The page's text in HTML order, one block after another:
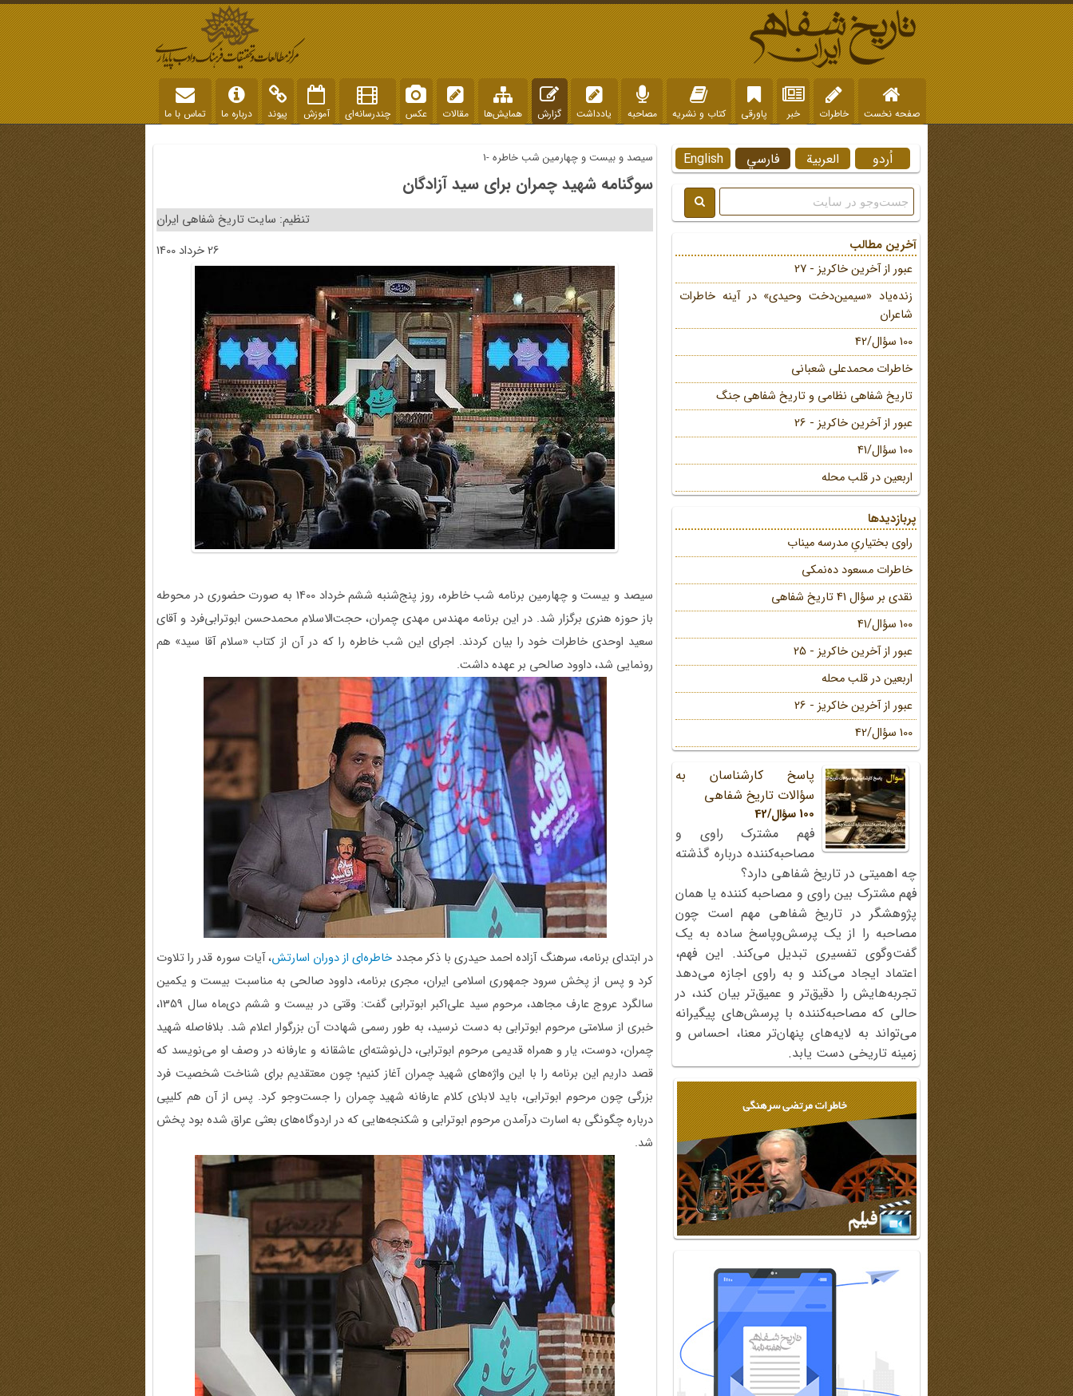
صفحه نخست خاطرات خبر پاورقی کتاب و نشریه مصاحبه یادداشت گزارش همایش‌ها مقالات عکس چندرسانه‌ای آموزش پیوند درباره ما تماس با ما
سیصد و بیست و چهارمین شب خاطره -1
سوگنامه شهید چمران برای سید آزادگان
تنظیم: سایت تاریخ شفاهی ایران
26 خرداد 1400
سیصد و بیست و چهارمین برنامه شب خاطره، روز پنج‌شنبه ششم خرداد 1400 به صورت حضوری در محوطه
باز حوزه هنری برگزار شد. در این برنامه مهندس مهدی چمران، حجت‌الاسلام محمدحسن ابوترابی‌فرد و آقای
سعید اوحدی خاطرات خود را بیان ‌کردند. اجرای این شب خاطره را که در آن از کتاب «سلام آقا سید» هم
رونمایی شد، داوود صالحی بر عهده داشت.
در ابتدای برنامه، سرهنگ آزاده احمد حیدری با ذکر مجدد خاطره‌ای از دوران اسارتش، آیات سوره قدر را تلاوت
کرد و پس از پخش سرود جمهوری اسلامی ایران، مجری برنامه، داوود صالحی به مناسبت بیست و یکمین
سالگرد عروج عارف مجاهد، مرحوم سید علی‌اکبر ابوترابی گفت: وقتی در بیست و ششم دی‌ماه سال 1359،
خبری از سلامتی مرحوم ابوترابی به دست نرسید، به طور رسمی شهادت آن بزرگوار اعلام شد. بلافاصله شهید
چمران، دوست، یار و همراه قدیمی مرحوم ابوترابی، دل‌نوشته‌ای عاشقانه و عارفانه در وصف او می‌نویسد که
قصد داریم این برنامه را با این واژه‌های شهید چمران آغاز کنیم؛ چون معتقدیم برای شناخت شخصیت فرد
بزرگی چون مرحوم ابوترابی، باید لابلای کلام عارفانه شهید چمران را جست‌وجو کرد. پس از آن هم کلیپی
درباره چگونگی به اسارت درآمدن مرحوم ابوترابی و شکنجه‌هایی که در اردوگاه‌های بعثی عراق شده بود پخش
شد.
English فارسي العربية اُردو
آخرین مطالب
عبور از آخرین خاکریز - 27
زنده‌یاد «سیمین‌دخت وحیدی» در آینه خاطرات
شاعران
100 سؤال/42
خاطرات محمد‌علی شعبانی
تاریخ شفاهی نظامی و تاریخ شفاهی جنگ
عبور از آخرین خاکریز - 26
100 سؤال/41
اربعین در قلب محله
پربازدیدها
راوی بختیاریِ مدرسه میناب
خاطرات مسعود ده‌نمکی
نقدی بر سؤال 41 تاریخ شفاهی
100 سؤال/41
عبور از آخرین خاکریز - 25
اربعین در قلب محله
عبور از آخرین خاکریز - 26
100 سؤال/42
پاسخ کارشناسان به
سؤالات تاریخ شفاهی
100 سؤال/42
فهم مشترک راوی و
مصاحبه‌کننده درباره گذشته
چه اهمیتی در تاریخ شفاهی دارد؟
فهم مشترک بین راوی و مصاحبه کننده یا همان
پژوهشگر در تاریخ شفاهی مهم است چون
مصاحبه را از یک پرسش‌وپاسخ ساده به یک
گفت‌وگوی تفسیری تبدیل می‌کند. این فهم،
اعتماد ایجاد می‌کند و به راوی اجازه می‌دهد
تجربه‌هایش را دقیق‌تر و عمیق‌تر بیان کند، در
حالی که مصاحبه‌کننده با پرسش‌های پیگیرانه
می‌تواند به لایه‌های پنهان‌تر معنا، احساس و
زمینه تاریخی دست یابد.